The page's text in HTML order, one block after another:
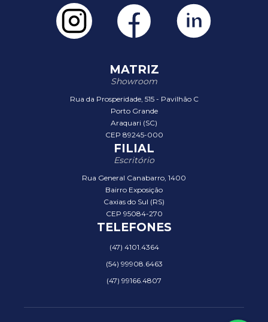
MATRIZ
Showroom
Rua da Prosperidade, 515 - Pavilhão C
Porto Grande
Araquari (SC)
CEP 89245-000
FILIAL
Escritório
Rua General Canabarro, 1400
Bairro Exposição
Caxias do Sul (RS)
CEP 95084-270
TELEFONES
(47) 4101.4364
(54) 99908.6463
(47) 99166.4807